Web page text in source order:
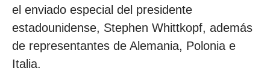
el enviado especial del presidente
estadounidense, Stephen Whittkopf, además
de representantes de Alemania, Polonia e
Italia.